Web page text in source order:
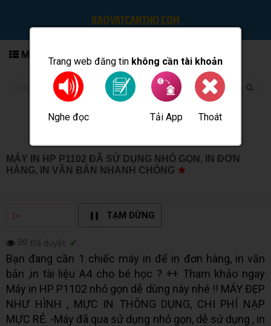
Trang web đăng tin không cần tài khoản
Nghe đọc Tải App Thoát
MENU
MÁY IN HP P1102 ĐÃ SỬ DỤNG NHỎ GỌN, IN ĐƠN
HÀNG, IN VĂN BẢN NHANH CHÓNG ★
▷ TẠM DỪNG
✉ Đã duyệt: ✓
Bạn đang cần 1 chiếc máy in để in đơn hàng, in văn
bản ,in tài liệu A4 cho bé học ? ++ Tham khảo ngay
Máy in HP P1102 nhỏ gọn dễ dùng này nhé !! MÁY ĐẸP
NHƯ HÌNH , MỰC IN THÔNG DỤNG, CHI PHÍ NẠP
MỰC RẺ. -Máy đã qua sử dụng nhỏ gọn, dễ sử dụng , in